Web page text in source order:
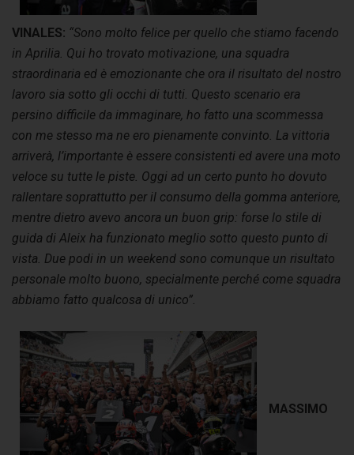
VINALES: “Sono molto felice per quello che stiamo facendo
in Aprilia. Qui ho trovato motivazione, una squadra
straordinaria ed è emozionante che ora il risultato del nostro
lavoro sia sotto gli occhi di tutti. Questo scenario era
persino difficile da immaginare, ho fatto una scommessa
con me stesso ma ne ero pienamente convinto. La vittoria
arriverà, l’importante è essere consistenti ed avere una moto
veloce su tutte le piste. Oggi ad un certo punto ho dovuto
rallentare soprattutto per il consumo della gomma anteriore,
mentre dietro avevo ancora un buon grip: forse lo stile di
guida di Aleix ha funzionato meglio sotto questo punto di
vista. Due podi in un weekend sono comunque un risultato
personale molto buono, specialmente perché come squadra
abbiamo fatto qualcosa di unico”.
MASSIMO